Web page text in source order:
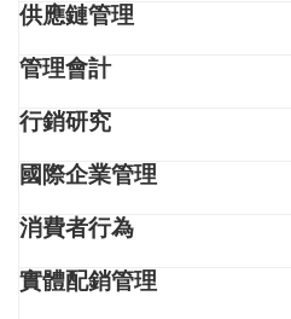
供應鏈管理
管理會計
行銷研究
國際企業管理
消費者行為
實體配銷管理